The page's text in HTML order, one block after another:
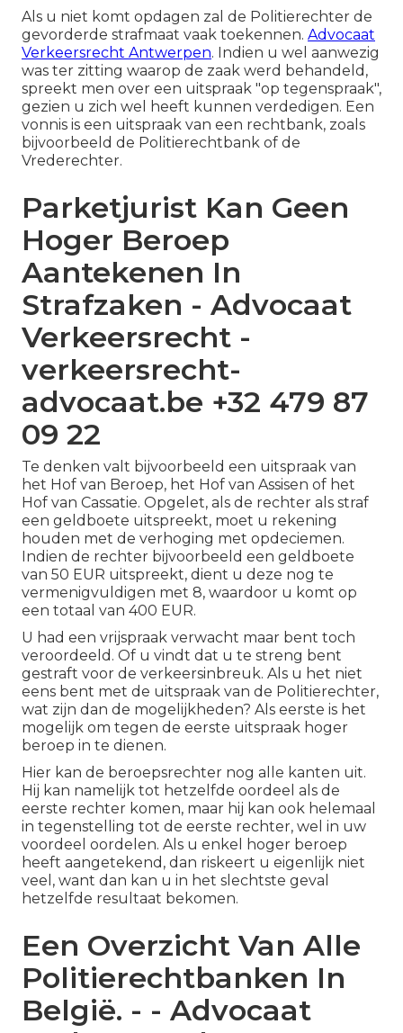
Als u niet komt opdagen zal de Politierechter de
gevorderde strafmaat vaak toekennen. Advocaat
Verkeersrecht Antwerpen. Indien u wel aanwezig
was ter zitting waarop de zaak werd behandeld,
spreekt men over een uitspraak "op tegenspraak",
gezien u zich wel heeft kunnen verdedigen. Een
vonnis is een uitspraak van een rechtbank, zoals
bijvoorbeeld de Politierechtbank of de
Vrederechter.
Parketjurist Kan Geen
Hoger Beroep
Aantekenen In
Strafzaken - Advocaat
Verkeersrecht -
verkeersrecht-
advocaat.be +32 479 87
09 22
Te denken valt bijvoorbeeld een uitspraak van
het Hof van Beroep, het Hof van Assisen of het
Hof van Cassatie. Opgelet, als de rechter als straf
een geldboete uitspreekt, moet u rekening
houden met de verhoging met opdeciemen.
Indien de rechter bijvoorbeeld een geldboete
van 50 EUR uitspreekt, dient u deze nog te
vermenigvuldigen met 8, waardoor u komt op
een totaal van 400 EUR.
U had een vrijspraak verwacht maar bent toch
veroordeeld. Of u vindt dat u te streng bent
gestraft voor de verkeersinbreuk. Als u het niet
eens bent met de uitspraak van de Politierechter,
wat zijn dan de mogelijkheden? Als eerste is het
mogelijk om tegen de eerste uitspraak hoger
beroep in te dienen.
Hier kan de beroepsrechter nog alle kanten uit.
Hij kan namelijk tot hetzelfde oordeel als de
eerste rechter komen, maar hij kan ook helemaal
in tegenstelling tot de eerste rechter, wel in uw
voordeel oordelen. Als u enkel hoger beroep
heeft aangetekend, dan riskeert u eigenlijk niet
veel, want dan kan u in het slechtste geval
hetzelfde resultaat bekomen.
Een Overzicht Van Alle
Politierechtbanken In
België. - - Advocaat